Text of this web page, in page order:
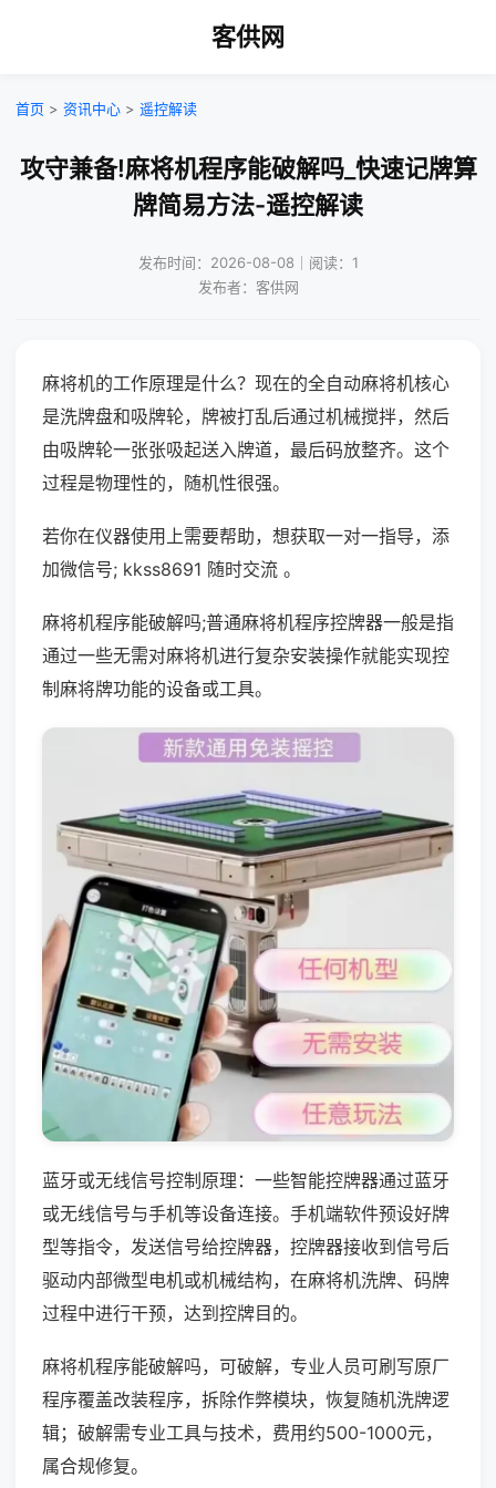
客供网
首页 > 资讯中心 > 遥控解读
攻守兼备!麻将机程序能破解吗_快速记牌算
牌简易方法-遥控解读
发布时间：2026-08-08｜阅读：1
发布者：客供网
麻将机的工作原理是什么？现在的全自动麻将机核心
是洗牌盘和吸牌轮，牌被打乱后通过机械搅拌，然后
由吸牌轮一张张吸起送入牌道，最后码放整齐。这个
过程是物理性的，随机性很强。
若你在仪器使用上需要帮助，想获取一对一指导，添
加微信号; kkss8691 随时交流 。
麻将机程序能破解吗;普通麻将机程序控牌器一般是指
通过一些无需对麻将机进行复杂安装操作就能实现控
制麻将牌功能的设备或工具。
蓝牙或无线信号控制原理：一些智能控牌器通过蓝牙
或无线信号与手机等设备连接。手机端软件预设好牌
型等指令，发送信号给控牌器，控牌器接收到信号后
驱动内部微型电机或机械结构，在麻将机洗牌、码牌
过程中进行干预，达到控牌目的。
麻将机程序能破解吗，可破解，专业人员可刷写原厂
程序覆盖改装程序，拆除作弊模块，恢复随机洗牌逻
辑；破解需专业工具与技术，费用约500-1000元，
属合规修复。